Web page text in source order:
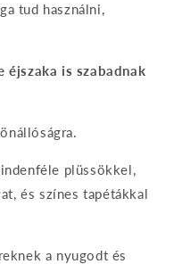
tud használni,
éjszaka is szabadnak
plüssökkel,
és színes tapétákkal
a nyugodt és